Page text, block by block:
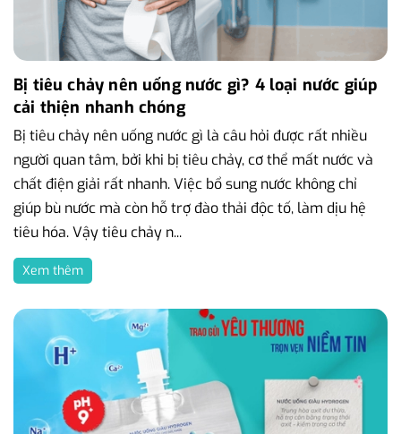
Bị tiêu chảy nên uống nước gì? 4 loại nước giúp
cải thiện nhanh chóng
Bị tiêu chảy nên uống nước gì là câu hỏi được rất nhiều
người quan tâm, bởi khi bị tiêu chảy, cơ thể mất nước và
chất điện giải rất nhanh. Việc bổ sung nước không chỉ
giúp bù nước mà còn hỗ trợ đào thải độc tố, làm dịu hệ
tiêu hóa. Vậy tiêu chảy n...
Xem thêm